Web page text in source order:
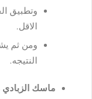
الاقل.
ومن ثم
النتيجه.
ماسك الزبادي